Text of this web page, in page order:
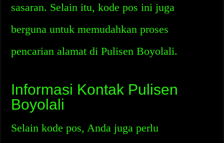
sasaran. Selain itu, kode pos ini juga
berguna untuk memudahkan proses
pencarian alamat di Pulisen Boyolali.
Informasi Kontak Pulisen
Boyolali
Selain kode pos, Anda juga perlu